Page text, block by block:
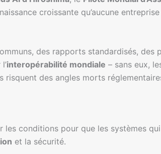
croissante qu’aucune
des rapports standardisés, des
interopérabilité mondiale – sans eux,
des angles morts
les conditions pour que les systèmes
et la sécurité.